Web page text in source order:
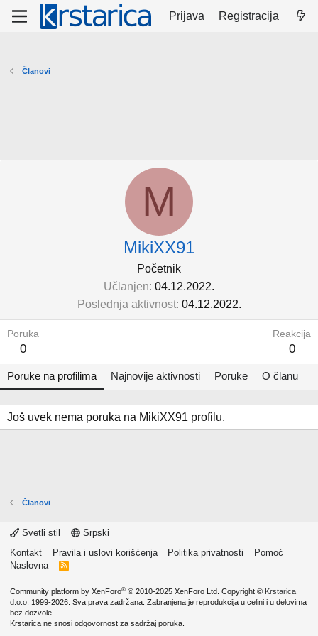
Prijava Registracija
Članovi
M
MikiXX91
Početnik
Učlanjen 04.12.2022.
Poslednja aktivnost 04.12.2022.
Poruka
0
Reakcija
0
Poruke na profilima Najnovije aktivnosti Poruke O članu
Još uvek nema poruka na MikiXX91 profilu.
Članovi
Svetli stil
Srpski
Kontakt
Pravila i uslovi korišćenja Politika privatnosti
Pomoć
Naslovna
R
Community platform by XenForo® © 2010-2025 XenForo Ltd. Copyright © Krstarica
d.o.o. 1999-2026. Sva prava zadržana. Zabranjena je reprodukcija u celini i u delovima
bez dozvole.
Krstarica ne snosi odgovornost za sadržaj poruka.